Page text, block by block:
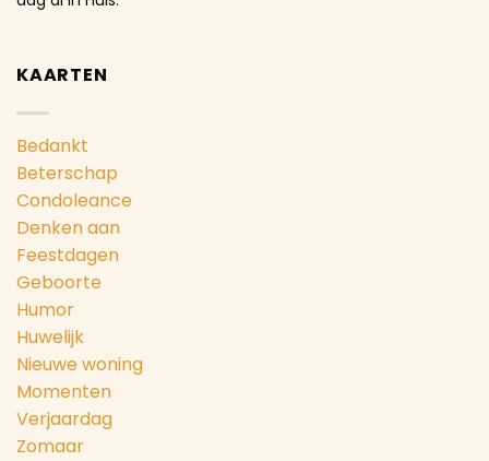
KAARTEN
Bedankt
Beterschap
Condoleance
Denken aan
Feestdagen
Geboorte
Humor
Huwelijk
Nieuwe woning
Momenten
Verjaardag
Zomaar